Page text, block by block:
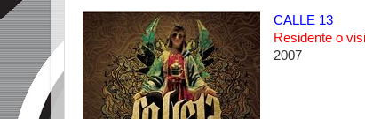
CALLE 13
Residente o
2007